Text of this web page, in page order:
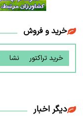
خرید و فروش
خرید تراکتور نشا
دیگر اخبار